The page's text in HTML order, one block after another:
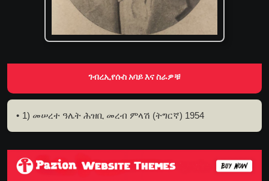
ገብረኢየሱስ አባይ እና ስራዎቹ
1) መሠረተ ዓሌት ሕዝቢ መረብ ምላሽ (ትግርኛ) 1954